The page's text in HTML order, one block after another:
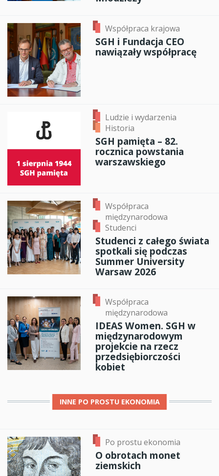
Współpraca krajowa
SGH i Fundacja CEO
nawiązały współpracę
Ludzie i wydarzenia
Historia
SGH pamięta – 82.
rocznica powstania
warszawskiego
Współpraca
międzynarodowa
Studenci
Studenci z całego świata
spotkali się podczas
Summer University
Warsaw 2026
Współpraca
międzynarodowa
IDEAS Women. SGH w
międzynarodowym
projekcie na rzecz
przedsiębiorczości
kobiet
INNE PO PROSTU EKONOMIA
Po prostu ekonomia
O obrotach monet
ziemskich